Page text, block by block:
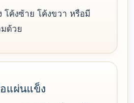
โค้งซ้าย โค้งขวา หรือมี
ด้วย
แผ่นแข็ง